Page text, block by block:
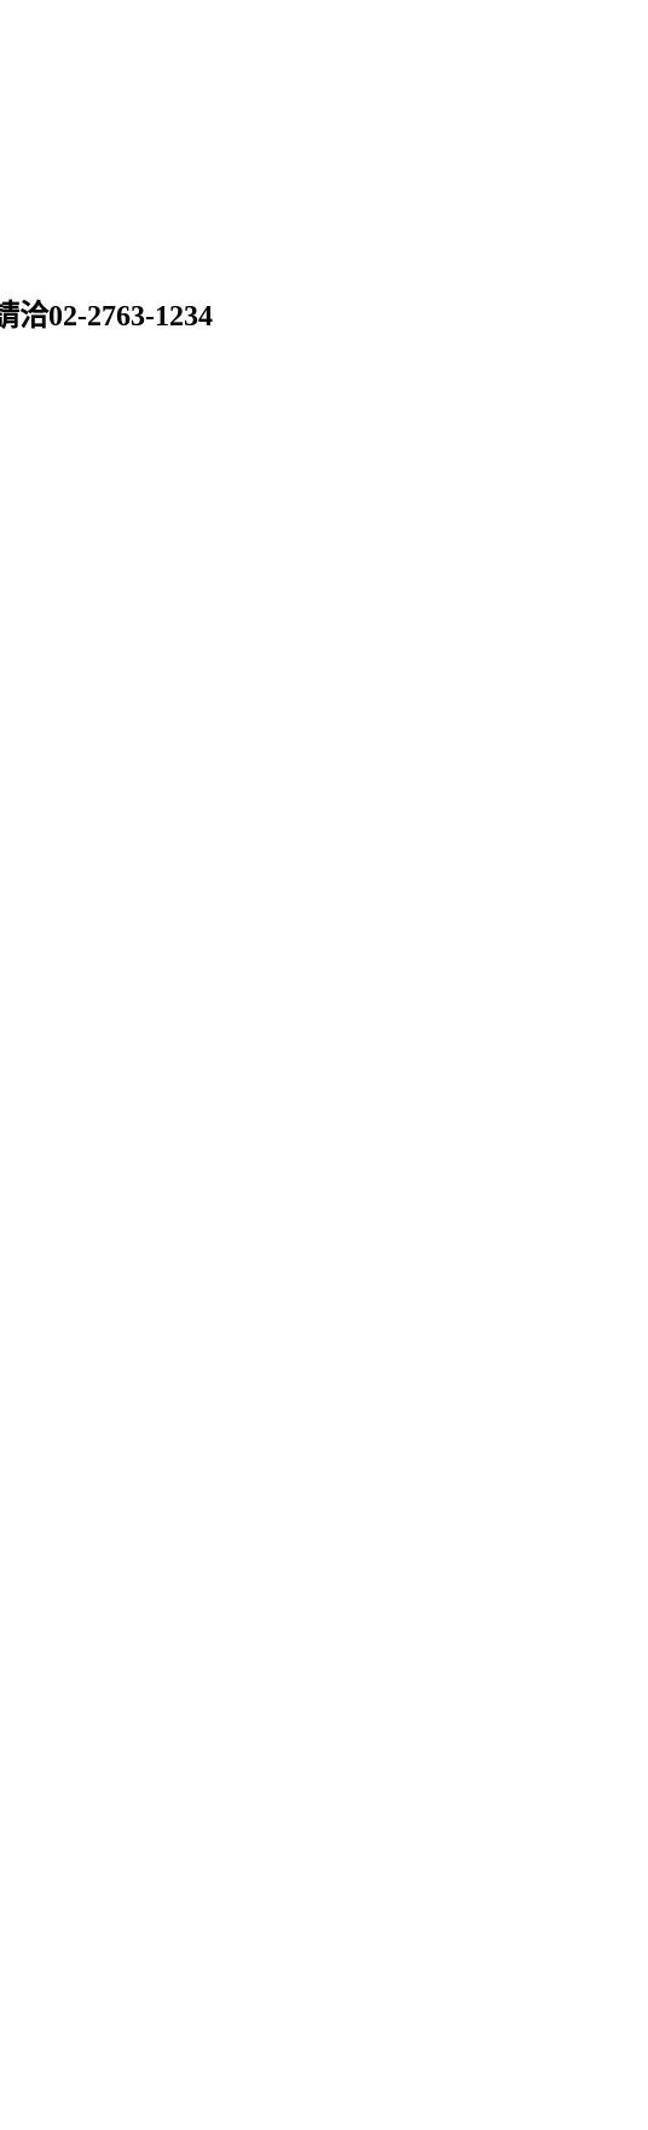
02-2763-1234